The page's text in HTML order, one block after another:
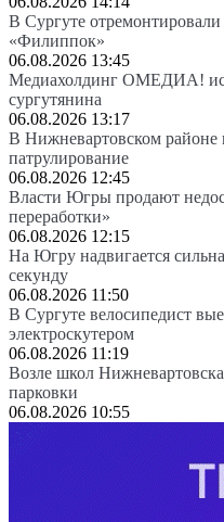
В Сургуте отремонтировали
«Филиппок»
06.08.2026 13:45
Медиахолдинг ОМЕДИА!
сургутянина
06.08.2026 13:17
В Нижневартовском районе
патрулирование
06.08.2026 12:45
Власти Югры продают
переработки»
06.08.2026 12:15
На Югру надвигается
секунду
06.08.2026 11:50
В Сургуте велосипедист
электроскутером
06.08.2026 11:19
Возле школ
парковки
06.08.2026 10:55